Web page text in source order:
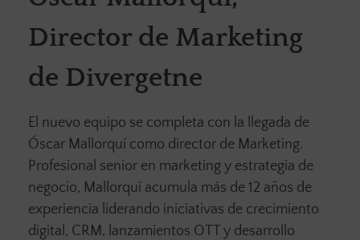
Director de Marketing
de Divergetne
El nuevo equipo se completa con la llegada de
Óscar Mallorquí como director de Marketing.
Profesional senior en marketing y estrategia de
negocio, Mallorquí acumula más de 12 años de
experiencia liderando iniciativas de crecimiento
digital, CRM, lanzamientos OTT y desarrollo